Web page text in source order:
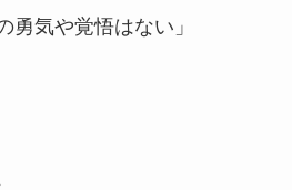
勇気や覚悟はない」